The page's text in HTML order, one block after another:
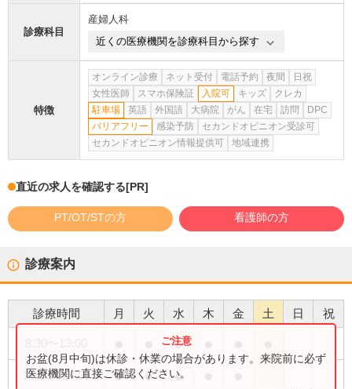
診療科目
産婦人科
近くの医療機関を診療科目から探す
特徴
オンライン診療 ネット受付 電話予約 夜間
日祝
女性医師
スマホ保険証 入院可 キッズ
クレカ
駐車場
英語 外国語 大病院 がん 在宅 訪問
DPC
バリアフリー
感染予防
セカンドオピニオン受診可
セカンドオピニオン情報提供可
地域連携
直近の求人を確認する[PR]
PT/OT/STの方 看護師の方
診療案内
診療時間 月 火 水 木 金 土 日 祝
●
14:00〜18:00 ● ● ●
お盆(8月中旬)は休診・休業の場合があります。来院前に必ず
医療機関に直接ご確認ください。